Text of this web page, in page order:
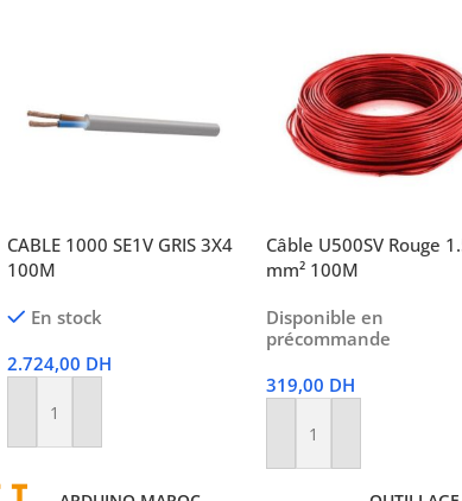
CABLE 1000 SE1V GRIS 3X4
100M
En stock
2.724,00 DH
Ajouter Au Panier
Câble U500SV Rouge
mm² 100M
Disponible en
précommande
319,00 DH
Ajouter Au Panier